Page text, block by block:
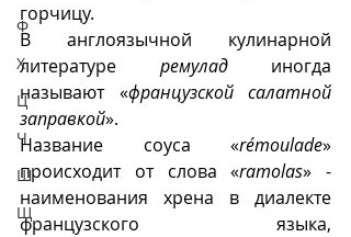
Ф
Х
Ц
Ч
Ш
Щ
горчицу.
В англоязычной кулинарной
литературе ремулад иногда
называют «французской салатной
заправкой».
Название соуса «rémoulade»
происходит от слова «ramolas» -
наименования хрена в диалекте
французского языка,